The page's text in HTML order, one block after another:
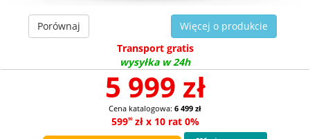
Porównaj
Więcej o produkcie
Transport gratis
wysyłka w 24h
5 999 zł
Cena katalogowa: 6 499 zł
59990zł x 10 rat 0%